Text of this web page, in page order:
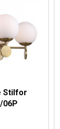
Stilfor
06P